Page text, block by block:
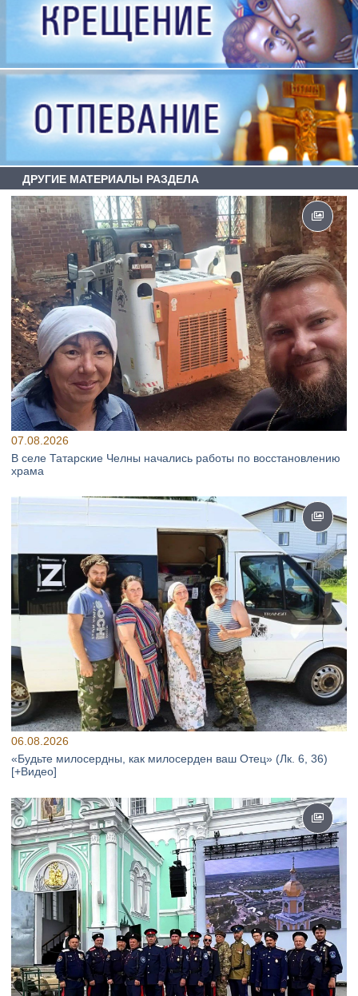
ДРУГИЕ МАТЕРИАЛЫ РАЗДЕЛА
07.08.2026
В селе Татарские Челны начались работы по восстановлению
храма
06.08.2026
«Будьте милосердны, как милосерден ваш Отец» (Лк. 6, 36)
[+Видео]